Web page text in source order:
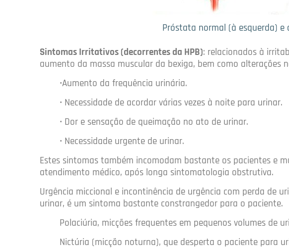
Próstata normal (à esquerda) e
Sintomas Irritativos (decorrentes da HPB): relacionados à
aumento da massa muscular da bexiga, bem como alterações
•Aumento da frequência urinária.
• Necessidade de acordar várias vezes à noite para urinar.
• Dor e sensação de queimação no ato de urinar.
• Necessidade urgente de urinar.
Estes sintomas também incomodam bastante os pacientes e
atendimento médico, após longa sintomatologia obstrutiva.
Urgência miccional e incontinência de urgência com perda de
urinar, é um sintoma bastante constrangedor para o paciente.
Polaciúria, micções frequentes em pequenos volumes de
Nictúria (micção noturna), que desperta o paciente para